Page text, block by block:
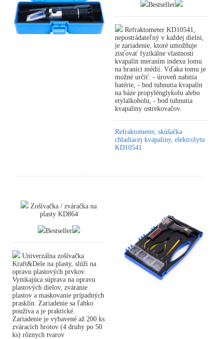
Bestseller
Refraktometer KD10541,
nepostrádateľný v každej dielni,
je zariadenie, ktoré umožňuje
zisťovať fyzikálne vlastnosti
kvapalín meraním indexu lomu
na hranici médií. Vďaka tomu je
možné určiť: - úroveň nabitia
batérie, - bod tuhnutia kvapalín
na báze propylénglykolu alebo
etylalkoholu, - bod tuhnutia
kvapaliny ostrekovačov.
Refraktometer, skúšačka
chladiacej kvapaliny, elektrolytu
KD10541
Zošívačka / zváračka na
plasty KD864
Bestseller
Univerzálna zošívačka
Kraft&Dele na plasty, slúži na
opravu plastových prvkov.
Vynikajúca súprava na opravu
plastových dielov, zváranie
plastov a maskovanie prípadných
prasklín. Zariadenie sa ľahko
používa a je praktické.
Zariadenie je vybavené až 200 ks
zváracích hrotov (4 druhy po 50
ks) rôznych tvarov